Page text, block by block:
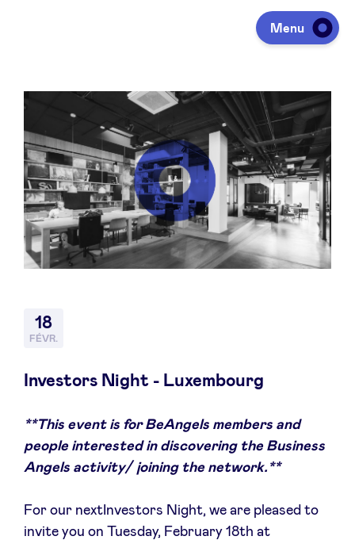
Menu
Investir
Lever des fonds
Portfolio
Agenda
BeAngels Academy
18
FÉVR.
Investors Night - Luxembourg
**This event is for BeAngels members and
people interested in discovering the Business
Angels activity/ joining the network.**
For our nextInvestors Night, we are pleased to
invite you on Tuesday, February 18th at